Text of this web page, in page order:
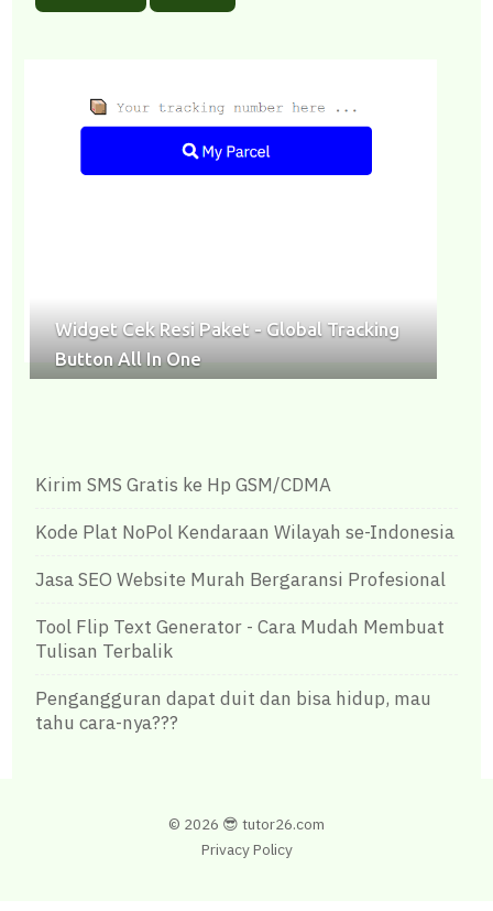
Widget Cek Resi Paket - Global Tracking
Button All In One
Kirim SMS Gratis ke Hp GSM/CDMA
Kode Plat NoPol Kendaraan Wilayah se-Indonesia
Jasa SEO Website Murah Bergaransi Profesional
Tool Flip Text Generator - Cara Mudah Membuat
Tulisan Terbalik
Pengangguran dapat duit dan bisa hidup, mau
tahu cara-nya???
© 2026 😎 tutor26.com
Privacy Policy